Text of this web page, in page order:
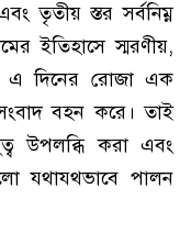
তৃতীয় স্তর সর্বনিম্ন
ইতিহাসে স্মরণীয়,
এ দিনের রোজা এক
বহন করে। তাই
উপলব্ধি করা এবং
যথাযথভাবে পালন